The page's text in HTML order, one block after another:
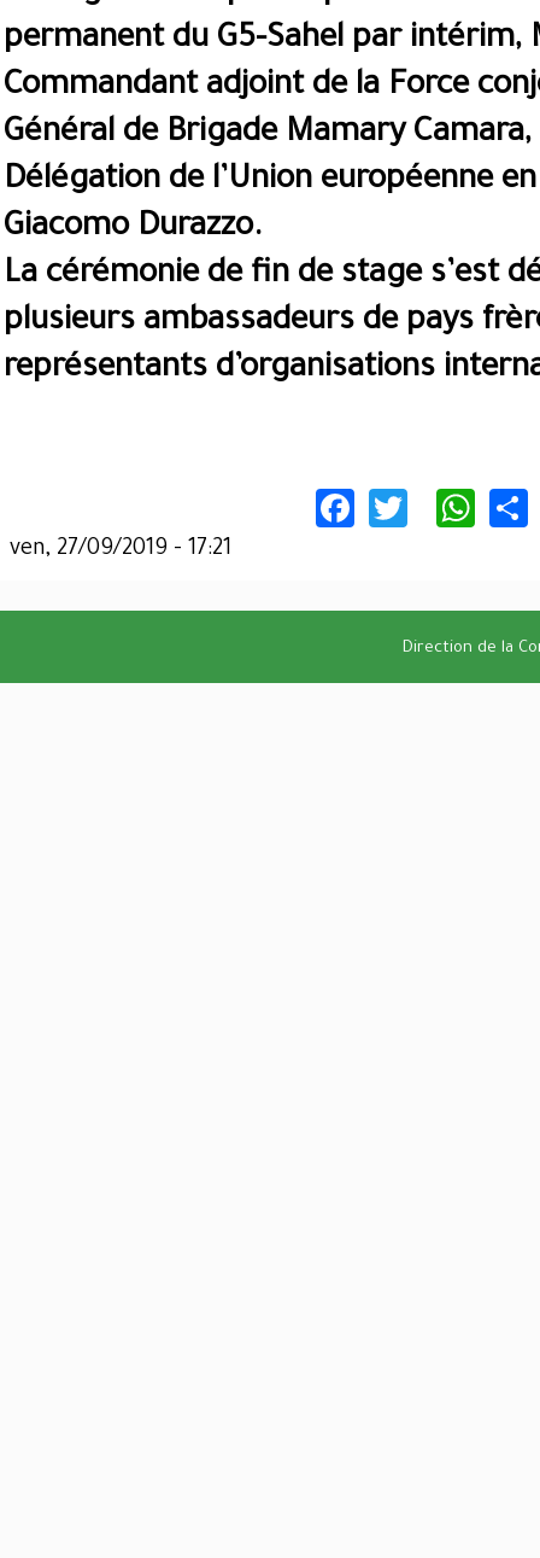
permanent du G5-Sahel par intérim,
Commandant adjoint de la Force
Général de Brigade Mamary
Délégation de l’Union européenne
Giacomo Durazzo.
La cérémonie de fin de stage s’est
plusieurs ambassadeurs de pays
représentants d’organisations
Facebook
Twitter
ven, 27/09/2019 - 17:21
Direction de la